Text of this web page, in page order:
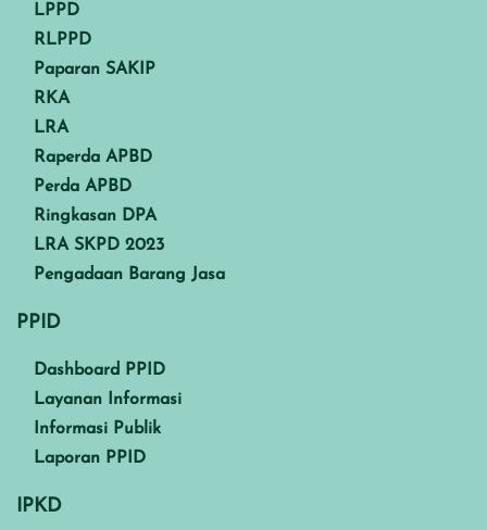
LPPD
RLPPD
Paparan SAKIP
RKA
LRA
Raperda APBD
Perda APBD
Ringkasan DPA
LRA SKPD 2023
Pengadaan Barang Jasa
PPID
Dashboard PPID
Layanan Informasi
Informasi Publik
Laporan PPID
IPKD